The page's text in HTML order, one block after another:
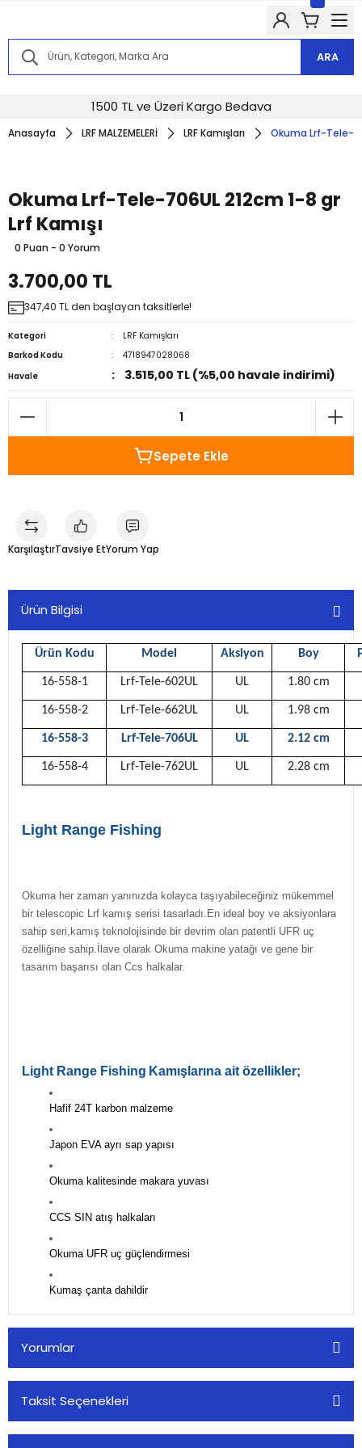
Kampanyalarımızdan haberdar olmak için @alkocav instagram
Kampanyalarımızdan haberdar olmak için @alkocav instagram
hesabımızı takip edin!
Kampanyalarımızdan haberdar olmak için @alkocav instagram
Kampanyalarımızdan haberdar olmak için @alkocav instagram
Kampanyalarımızdan haberdar olmak için @alkocav instagram
ARA
1500 TL ve Üzeri Kargo Bedava
Anasayfa LRF MALZEMELERİ LRF Kamışları Okuma Lrf-Tele-
Okuma Lrf-Tele-706UL 212cm 1-8 gr
Lrf Kamışı
0 Puan - 0 Yorum
3.700,00 TL
347,40 TL den başlayan taksitlerle!
Kategori
LRF Kamışları
Barkod Kodu
4718947028068
Havale
3.515,00 TL (%5,00 havale indirimi)
Sepete Ekle
KarşılaştırTavsiye EtYorum Yap
Ürün Bilgisi
Ürün Kodu Model Aksiyon Boy
16-558-1 Lrf-Tele-602UL UL 1.80 cm
16-558-2 Lrf-Tele-662UL UL 1.98 cm
16-558-3 Lrf-Tele-706UL UL 2.12 cm
16-558-4 Lrf-Tele-762UL UL 2.28 cm
Light Range Fishing
Okuma her zaman yanınızda kolayca taşıyabileceğiniz mükemmel
bir telescopic Lrf kamış serisi tasarladı.En ideal boy ve aksiyonlara
sahip seri,kamış teknolojisinde bir devrim olan patentli UFR uç
özelliğine sahip.İlave olarak Okuma makine yatağı ve gene bir
tasarım başarısı olan Ccs halkalar.
Light Range Fishing Kamışlarına ait özellikler;
Hafif 24T karbon malzeme
Japon EVA ayrı sap yapısı
Okuma kalitesinde makara yuvası
CCS SIN atış halkaları
Okuma UFR uç güçlendirmesi
Kumaş çanta dahildir
Yorumlar
Taksit Seçenekleri